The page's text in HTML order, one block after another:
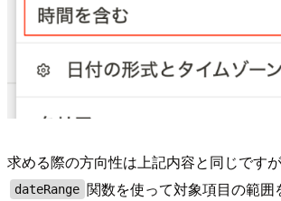
求める際の方向性は上記内容と同じです
dateRange 関数を使って対象項目の範囲